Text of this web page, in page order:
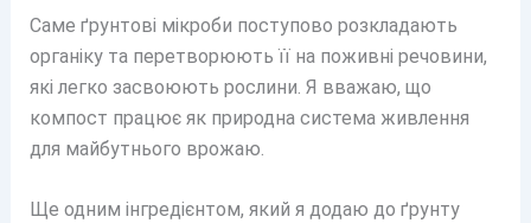
Саме ґрунтові мікроби поступово розкладають
органіку та перетворюють її на поживні речовини,
які легко засвоюють рослини. Я вважаю, що
компост працює як природна система живлення
для майбутнього врожаю.
Ще одним інгредієнтом, який я додаю до ґрунту